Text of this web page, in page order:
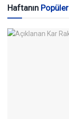
Haftanın Popüler